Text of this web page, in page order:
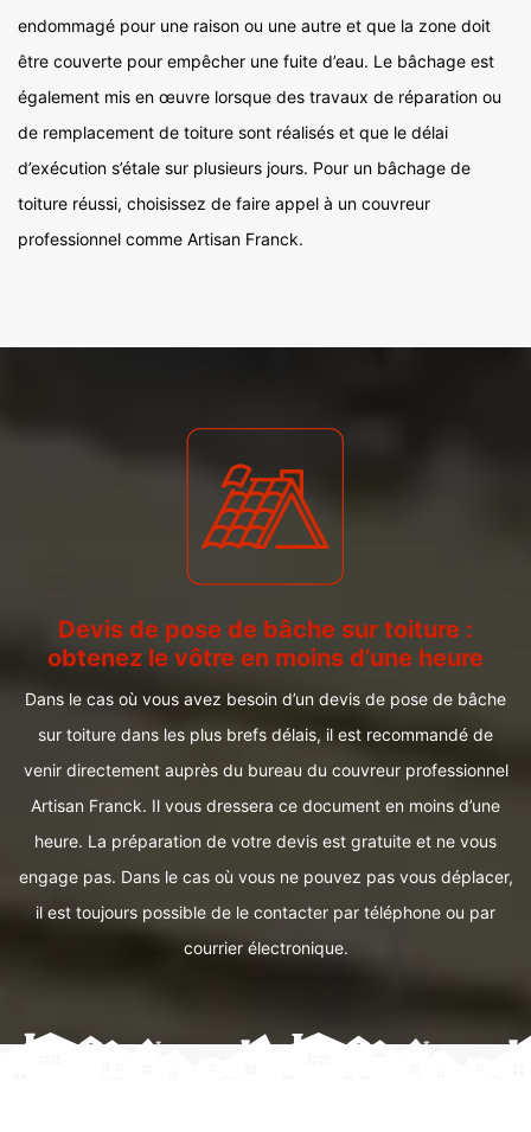
endommagé pour une raison ou une autre et que la zone doit
être couverte pour empêcher une fuite d’eau. Le bâchage est
également mis en œuvre lorsque des travaux de réparation ou
de remplacement de toiture sont réalisés et que le délai
d’exécution s’étale sur plusieurs jours. Pour un bâchage de
toiture réussi, choisissez de faire appel à un couvreur
professionnel comme Artisan Franck.
Devis de pose de bâche sur toiture :
obtenez le vôtre en moins d’une heure
Dans le cas où vous avez besoin d’un devis de pose de bâche
sur toiture dans les plus brefs délais, il est recommandé de
venir directement auprès du bureau du couvreur professionnel
Artisan Franck. Il vous dressera ce document en moins d’une
heure. La préparation de votre devis est gratuite et ne vous
engage pas. Dans le cas où vous ne pouvez pas vous déplacer,
il est toujours possible de le contacter par téléphone ou par
courrier électronique.